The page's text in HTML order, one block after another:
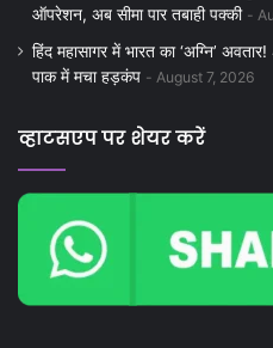
ऑपरेशन, अब सीमा पार तबाही पक्की
हिंद महासागर में भारत का ‘अग्नि’
पाक में मचा हड़कंप
August 7, 2026
व्हाटसएप पर शेयर करें